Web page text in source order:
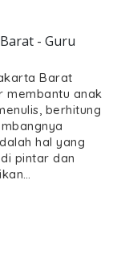
- Guru
Barat
membantu anak
berhitung
hal yang
pintar dan